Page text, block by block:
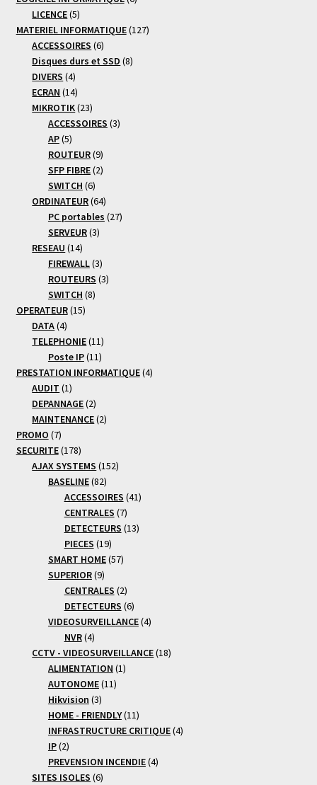
LICENCE 55
produits
MATERIEL INFORMATIQUE 127127
ACCESSOIRES 66
produits
Disques durs et SSD 88
DIVERS 44
produits
ECRAN 1414
produits
MIKROTIK 2323
produits
ACCESSOIRES 33
AP 55
produits
ROUTEUR 99
produits
SFP FIBRE 22
SWITCH 66
produits
ORDINATEUR 6464
produits
PC portables 2727
SERVEUR 33
RESEAU 1414
produits
FIREWALL 33
produits
ROUTEURS 33
SWITCH 88
OPERATEUR 1515
DATA 44
produits
TELEPHONIE 1111
produits
Poste IP 1111
produits
PRESTATION INFORMATIQUE 44
AUDIT 11
produit
DEPANNAGE 22
produits
MAINTENANCE 22
PROMO 77
produits
SECURITE 178178
produits
AJAX SYSTEMS 152152
BASELINE 8282
produits
ACCESSOIRES 4141
CENTRALES 77
produits
DETECTEURS 1313
PIECES 1919
produits
SMART HOME 5757
SUPERIOR 99
produits
CENTRALES 22
produits
DETECTEURS 66
produits
VIDEOSURVEILLANCE 44
NVR 44
produits
CCTV - VIDEOSURVEILLANCE 1818
ALIMENTATION 11
AUTONOME 1111
Hikvision 33
produits
HOME - FRIENDLY 1111
produits
INFRASTRUCTURE CRITIQUE 44
IP 22
produits
PREVENSION INCENDIE 44
SITES ISOLES 66